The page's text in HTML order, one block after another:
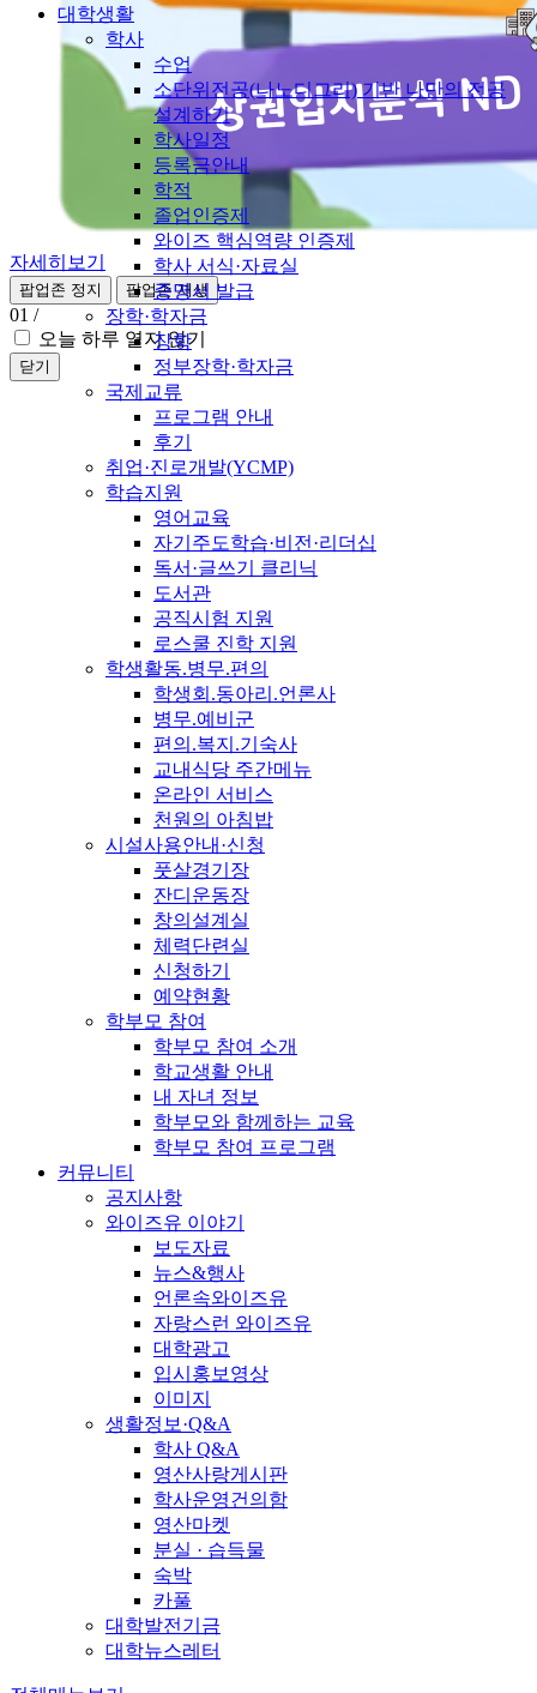
자세히보기
팝업존 정지 팝업존 재생
01 /
오늘 하루 열지 않기
닫기
대학생활
학사
수업
소단위전공(나노디그리) 기반 나만의 전공
설계하기
학사일정
등록금안내
학적
졸업인증제
와이즈 핵심역량 인증제
학사 서식·자료실
증명서 발급
장학·학자금
장학
정부장학·학자금
국제교류
프로그램 안내
후기
취업·진로개발(YCMP)
학습지원
영어교육
자기주도학습·비전·리더십
독서·글쓰기 클리닉
도서관
공직시험 지원
로스쿨 진학 지원
학생활동.병무.편의
학생회.동아리.언론사
병무.예비군
편의.복지.기숙사
교내식당 주간메뉴
온라인 서비스
천원의 아침밥
시설사용안내·신청
풋살경기장
잔디운동장
창의설계실
체력단련실
신청하기
예약현황
학부모 참여
학부모 참여 소개
학교생활 안내
내 자녀 정보
학부모와 함께하는 교육
학부모 참여 프로그램
커뮤니티
공지사항
와이즈유 이야기
보도자료
뉴스&행사
언론속와이즈유
자랑스런 와이즈유
대학광고
입시홍보영상
이미지
생활정보·Q&A
학사 Q&A
영산사랑게시판
학사운영건의함
영산마켓
분실 · 습득물
숙박
카풀
대학발전기금
대학뉴스레터